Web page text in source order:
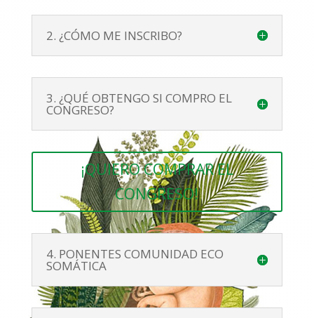
2. ¿CÓMO ME INSCRIBO?
3. ¿QUÉ OBTENGO SI COMPRO EL
CONGRESO?
¡QUIERO COMPRAR EL
CONGRESO!
4. PONENTES COMUNIDAD ECO
SOMÁTICA